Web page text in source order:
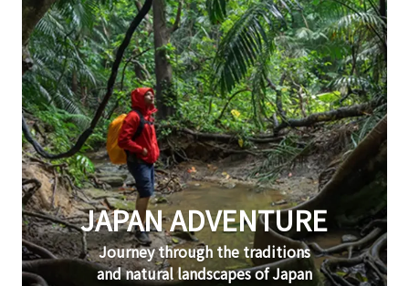
JAPAN ADVENTURE
Journey through the traditions
and natural landscapes of Japan